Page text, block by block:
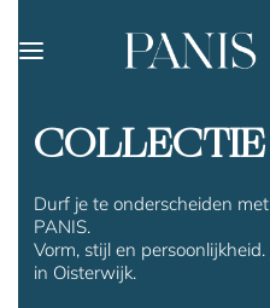
COLLECTIE
Durf je te onderscheiden
PANIS.
Vorm, stijl en
in Oisterwijk.